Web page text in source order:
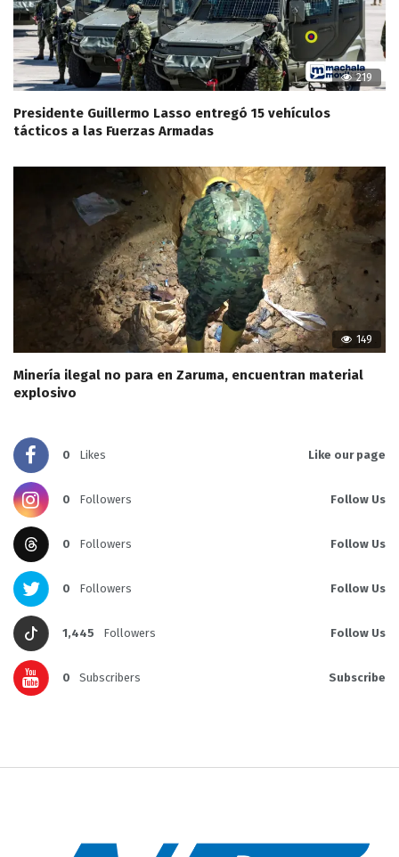
219
Presidente Guillermo Lasso entregó 15 vehículos
tácticos a las Fuerzas Armadas
149
Minería ilegal no para en Zaruma, encuentran material
explosivo
0 Likes Like our page
0 Followers Follow Us
0 Followers Follow Us
0 Followers Follow Us
1,445 Followers Follow Us
0 Subscribers Subscribe